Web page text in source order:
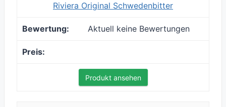
Riviera Original Schwedenbitter
Aktuell keine Bewertungen
Produkt ansehen